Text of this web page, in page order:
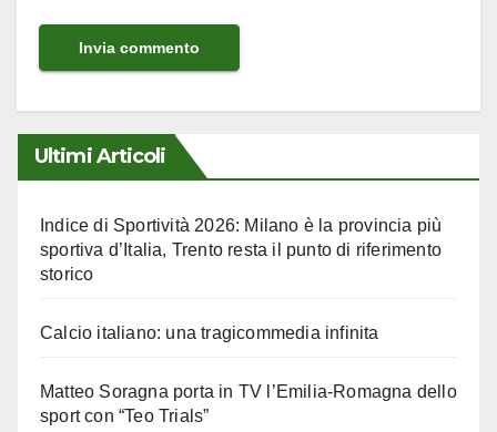
Ultimi Articoli
Indice di Sportività 2026: Milano è la provincia più
sportiva d’Italia, Trento resta il punto di riferimento
storico
Calcio italiano: una tragicommedia infinita
Matteo Soragna porta in TV l’Emilia-Romagna dello
sport con “Teo Trials”